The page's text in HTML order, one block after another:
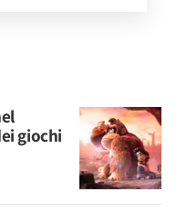
giochi